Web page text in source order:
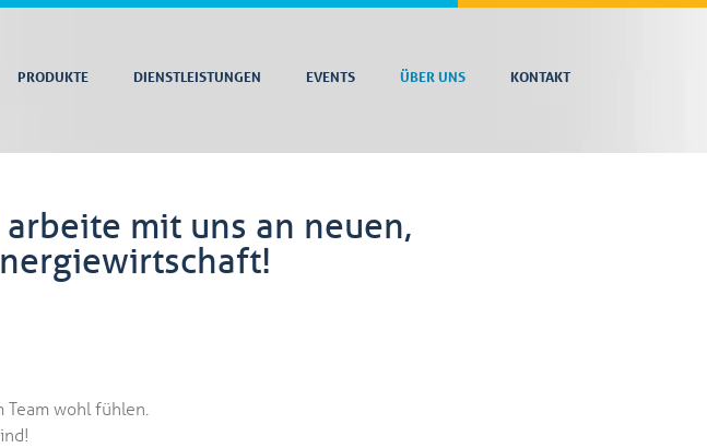
PRODUKTE DIENSTLEISTUNGEN EVENTS ÜBER UNS KONTAKT
mit uns an neuen,
wohl fühlen.